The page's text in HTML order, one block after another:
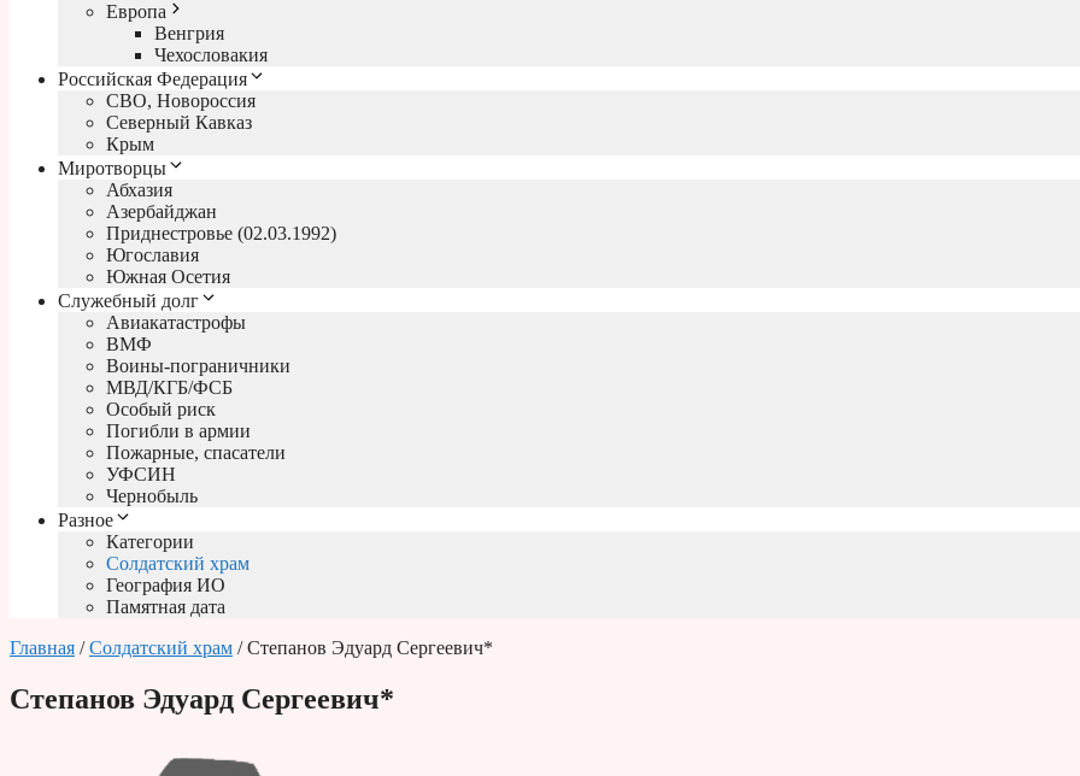
Европа
Венгрия
Чехословакия
Российская Федерация
СВО, Новороссия
Северный Кавказ
Крым
Миротворцы
Абхазия
Азербайджан
Приднестровье (02.03.1992)
Югославия
Южная Осетия
Служебный долг
Авиакатастрофы
ВМФ
Воины-пограничники
МВД/КГБ/ФСБ
Особый риск
Погибли в армии
Пожарные, спасатели
УФСИН
Чернобыль
Разное
Категории
Солдатский храм
География ИО
Памятная дата
Главная /Солдатский храм / Степанов Эдуард Сергеевич*
Степанов Эдуард Сергеевич*